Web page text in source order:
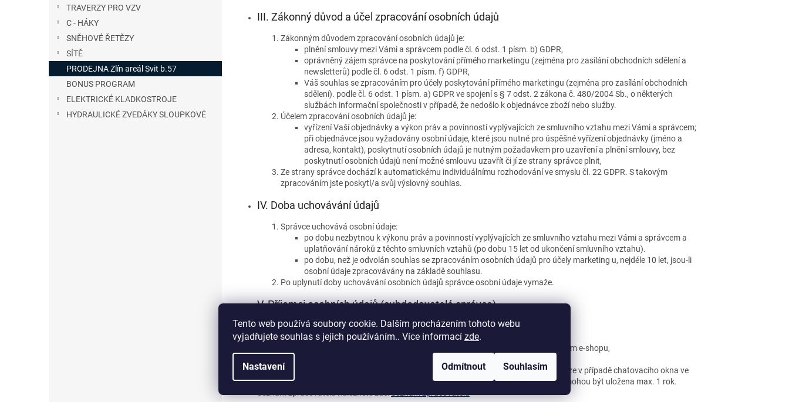
Tento web používá soubory cookie. Dalším procházením tohoto webu
vyjadřujete souhlas s jejich používáním.. Více informací zde.
Nastavení Odmítnout Souhlasím
TRAVERZY PRO VZV
C - HÁKY
SNĚHOVÉ ŘETĚZY
SÍTĚ
PRODEJNA Zlín areál Svit b.57
BONUS PROGRAM
ELEKTRICKÉ KLADKOSTROJE
HYDRAULICKÉ ZVEDÁKY SLOUPKOVÉ
III. Zákonný důvod a účel zpracování osobních údajů
Zákonným důvodem zpracování osobních údajů je:
plnění smlouvy mezi Vámi a správcem podle čl. 6 odst. 1 písm. b) GDPR,
oprávněný zájem správce na poskytování přímého marketingu (zejména pro zasílání obchodních sdělení a
newsletterů) podle čl. 6 odst. 1 písm. f) GDPR,
Váš souhlas se zpracováním pro účely poskytování přímého marketingu (zejména pro zasílání obchodních
sdělení). podle čl. 6 odst. 1 písm. a) GDPR ve spojení s § 7 odst. 2 zákona č. 480/2004 Sb., o některých
službách informační společnosti v případě, že nedošlo k objednávce zboží nebo služby.
Účelem zpracování osobních údajů je:
vyřízení Vaší objednávky a výkon práv a povinností vyplývajících ze smluvního vztahu mezi Vámi a správcem;
při objednávce jsou vyžadovány osobní údaje, které jsou nutné pro úspěšné vyřízení objednávky (jméno a
adresa, kontakt), poskytnutí osobních údajů je nutným požadavkem pro uzavření a plnění smlouvy, bez
poskytnutí osobních údajů není možné smlouvu uzavřít či jí ze strany správce plnit,
Ze strany správce dochází k automatickému individuálnímu rozhodování ve smyslu čl. 22 GDPR. S takovým
zpracováním jste poskytl/a svůj výslovný souhlas.
IV. Doba uchovávání údajů
Správce uchovává osobní údaje:
po dobu nezbytnou k výkonu práv a povinností vyplývajících ze smluvního vztahu mezi Vámi a správcem a
uplatňování nároků z těchto smluvních vztahů (po dobu 15 let od ukončení smluvního vztahu).
po dobu, než je odvolán souhlas se zpracováním osobních údajů pro účely marketing u, nejdéle 10 let, jsou-li
osobní údaje zpracovávány na základě souhlasu.
Po uplynutí doby uchovávání osobních údajů správce osobní údaje vymaže.
V.Příjemci osobních údajů (subdodavatelé správce)
Příjemci osobních údajů jsou osoby:
podílející se na realizaci plateb na základě smlouvy,
zajišťující služby správy e-shopu a další služby v souvislosti s provozováním e-shopu,
Správce má v úmyslu předat osobní údaje do třetí země (do země mimo EU) pouze v případě chatovacího okna ve
stránce při použití off-line komunikace s klientem na základě jeho dotazu, data mohou být uložena max. 1 rok.